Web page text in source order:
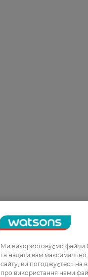
Ми використовуємо файли
та надати вам
сайту, ви погоджуєтесь на
про використання нами